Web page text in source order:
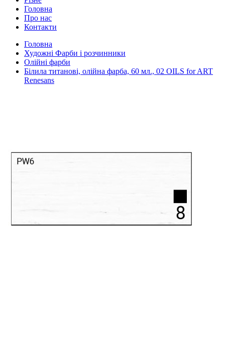
Головна
Про нас
Контакти
Головна
Художні Фарби і розчинники
Олійні фарби
Білила титанові, олійна фарба, 60 мл., 02 OILS for ART
Renesans